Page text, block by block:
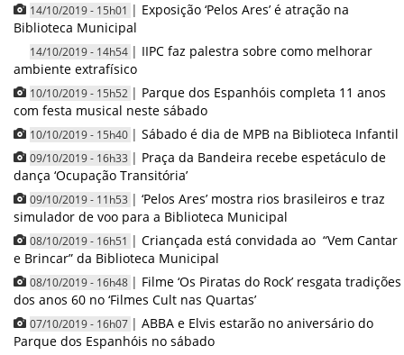
14/10/2019 - 15h01 | Exposição ‘Pelos Ares’ é atração na
Biblioteca Municipal
14/10/2019 - 14h54 | IIPC faz palestra sobre como melhorar
ambiente extrafísico
10/10/2019 - 15h52 | Parque dos Espanhóis completa 11 anos
com festa musical neste sábado
10/10/2019 - 15h40 | Sábado é dia de MPB na Biblioteca Infantil
09/10/2019 - 16h33 | Praça da Bandeira recebe espetáculo de
dança ‘Ocupação Transitória’
09/10/2019 - 11h53 | ‘Pelos Ares’ mostra rios brasileiros e traz
simulador de voo para a Biblioteca Municipal
08/10/2019 - 16h51 | Criançada está convidada ao “Vem Cantar
e Brincar” da Biblioteca Municipal
08/10/2019 - 16h48 | Filme ‘Os Piratas do Rock’ resgata tradições
dos anos 60 no ‘Filmes Cult nas Quartas’
07/10/2019 - 16h07 | ABBA e Elvis estarão no aniversário do
Parque dos Espanhóis no sábado